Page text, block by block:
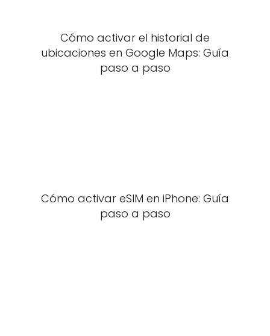
Cómo activar el historial de
ubicaciones en Google Maps: Guía
paso a paso
Cómo activar eSIM en iPhone: Guía
paso a paso